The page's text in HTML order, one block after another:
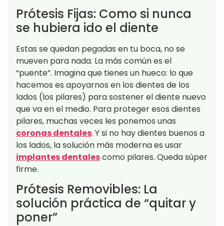
Prótesis Fijas: Como si nunca
se hubiera ido el diente
Estas se quedan pegadas en tu boca, no se
mueven para nada. La más común es el
“puente”. Imagina que tienes un hueco: lo que
hacemos es apoyarnos en los dientes de los
lados (los pilares) para sostener el diente nuevo
que va en el medio. Para proteger esos dientes
pilares, muchas veces les ponemos unas
coronas dentales. Y si no hay dientes buenos a
los lados, la solución más moderna es usar
implantes dentalescomo pilares. Queda súper
firme.
Prótesis Removibles: La
solución práctica de “quitar y
poner”